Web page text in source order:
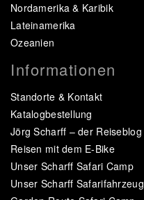
Nordamerika & Karibik
Lateinamerika
Ozeanien
Informationen
Standorte & Kontakt
Katalogbestellung
Jörg Scharff – der Reiseblog
Reisen mit dem E-Bike
Unser Scharff Safari Camp
Unser Scharff Safarifahrzeug